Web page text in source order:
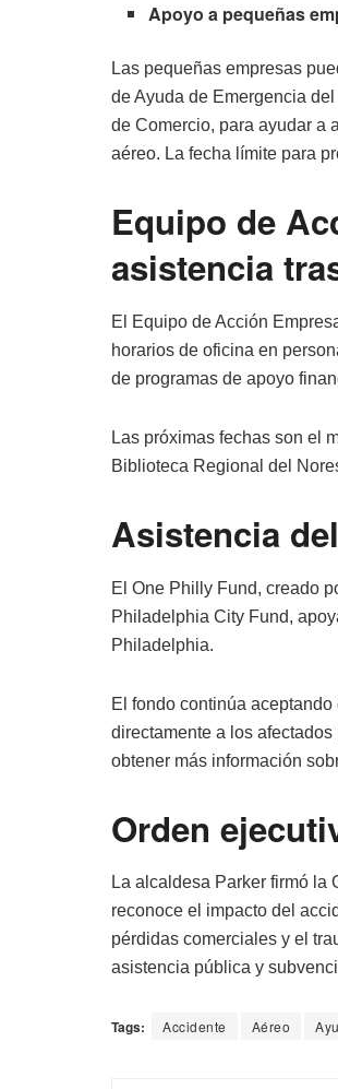
Apoyo a pequeñas
Las pequeñas empresas
de Ayuda de Emergencia
de Comercio, para ayudar a
aéreo. La fecha límite para
Equipo de
asistencia
El Equipo de Acción
horarios de oficina en
de programas de apoyo
Las próximas fechas son el
Biblioteca Regional del
Asistencia
El One Philly Fund, creado
Philadelphia City Fund,
Philadelphia.
El fondo continúa
directamente a los
obtener más información
Orden
La alcaldesa Parker firmó la
reconoce el impacto del
pérdidas comerciales y el
asistencia pública y
Tags: Accidente Aéreo